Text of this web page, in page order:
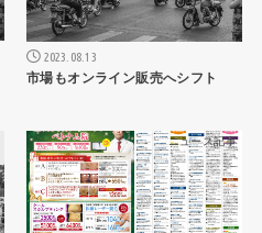
2023.08.13
市場もオンライン販売へシフト
ニュース記事